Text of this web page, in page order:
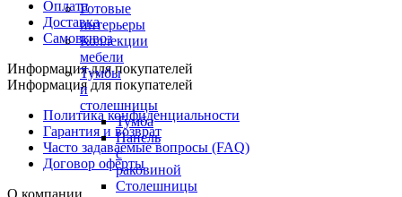
Готовые
интерьеры
Коллекции
мебели
Тумбы
и
столешницы
Тумба
Панель
с
раковиной
Столешницы
Оплата
Доставка
Самовывоз
Информация для покупателей
Информация для покупателей
Политика конфиденциальности
Гарантия и возврат
Часто задаваемые вопросы (FAQ)
Договор оферты
О компании